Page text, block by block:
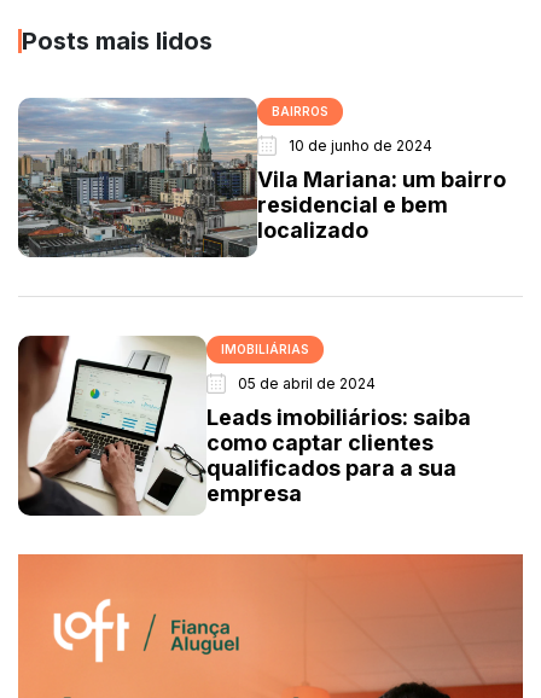
Posts mais lidos
BAIRROS
10 de junho de 2024
Vila Mariana: um bairro
residencial e bem
localizado
IMOBILIÁRIAS
05 de abril de 2024
Leads imobiliários: saiba
como captar clientes
qualificados para a sua
empresa